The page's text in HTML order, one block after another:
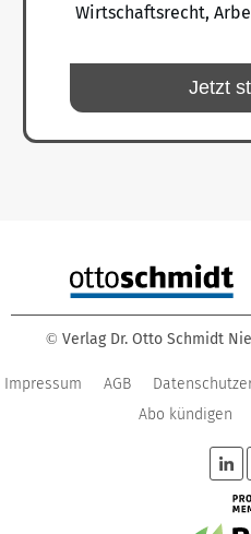
Wirtschaftsrecht,
Jetzt
© Verlag Dr. Otto Schmidt
Impressum AGB
Abo kündigen